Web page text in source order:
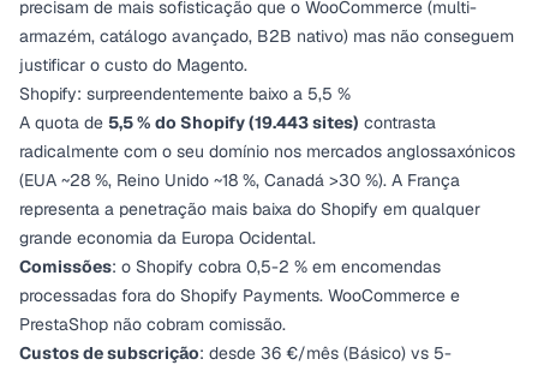
precisam de mais sofisticação que o WooCommerce (multi-
armazém, catálogo avançado, B2B nativo) mas não conseguem
justificar o custo do Magento.
Shopify: surpreendentemente baixo a 5,5 %
A quota de 5,5 % do Shopify (19.443 sites) contrasta
radicalmente com o seu domínio nos mercados anglossaxónicos
(EUA ~28 %, Reino Unido ~18 %, Canadá >30 %). A França
representa a penetração mais baixa do Shopify em qualquer
grande economia da Europa Ocidental.
Comissões: o Shopify cobra 0,5-2 % em encomendas
processadas fora do Shopify Payments. WooCommerce e
PrestaShop não cobram comissão.
Custos de subscrição: desde 36 €/mês (Básico) vs 5-